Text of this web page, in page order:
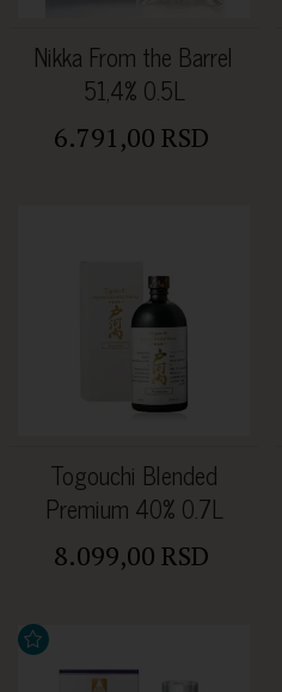
Nikka From the Barrel
51,4% 0.5L
6.791,00 RSD
Togouchi Blended
Premium 40% 0.7L
8.099,00 RSD